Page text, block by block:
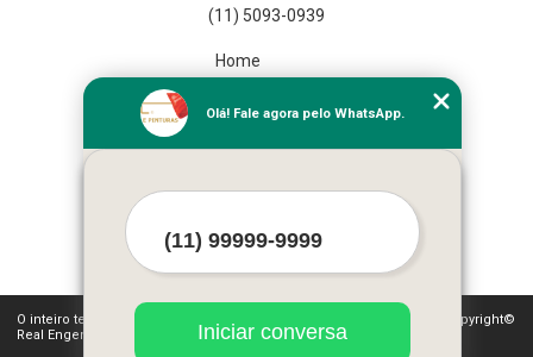
(11) 5093-0939
Home
Missão
Mapa do site
O inteiro teor deste site está sujeito à proteção de direitos autorais. Copyright©
Real Engenharia e Pinturas em Geral (Lei 9610 de 19/02/1998)
Olá! Fale agora pelo WhatsApp.
Iniciar conversa